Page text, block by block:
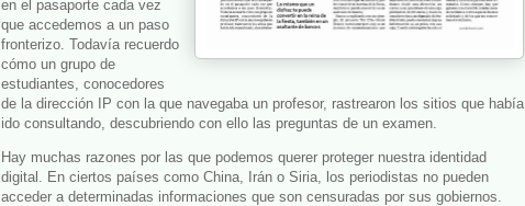
en el pasaporte cada vez
que accedemos a un paso
fronterizo. Todavía recuerdo
cómo un grupo de
estudiantes, conocedores
de la dirección IP con la que navegaba un profesor, rastrearon los sitios que había
ido consultando, descubriendo con ello las preguntas de un examen.
Hay muchas razones por las que podemos querer proteger nuestra identidad
digital. En ciertos países como China, Irán o Siria, los periodistas no pueden
acceder a determinadas informaciones que son censuradas por sus gobiernos.